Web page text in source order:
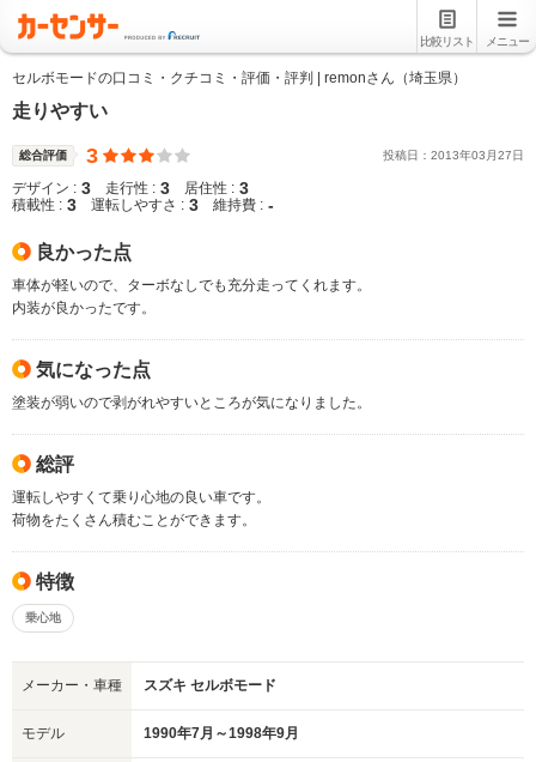
比較リスト メニュー
セルボモードの口コミ・クチコミ・評価・評判 | remonさん（埼玉県）
走りやすい
総合評価 3 投稿日： 2013年03 月27日
デザイン : 3 走行性 : 3 居住性 : 3
積載性 : 3 運転しやすさ : 3 維持費 : -
良かった点
車体が軽いので、ターボなしでも充分走ってくれます。
内装が良かったです。
気になった点
塗装が弱いので剥がれやすいところが気になりました。
総評
運転しやすくて乗り心地の良い車です。
荷物をたくさん積むことができます。
特徴
乗心地
メーカー・車種 スズキ セルボモード
モデル 1990年7月～1998年9月